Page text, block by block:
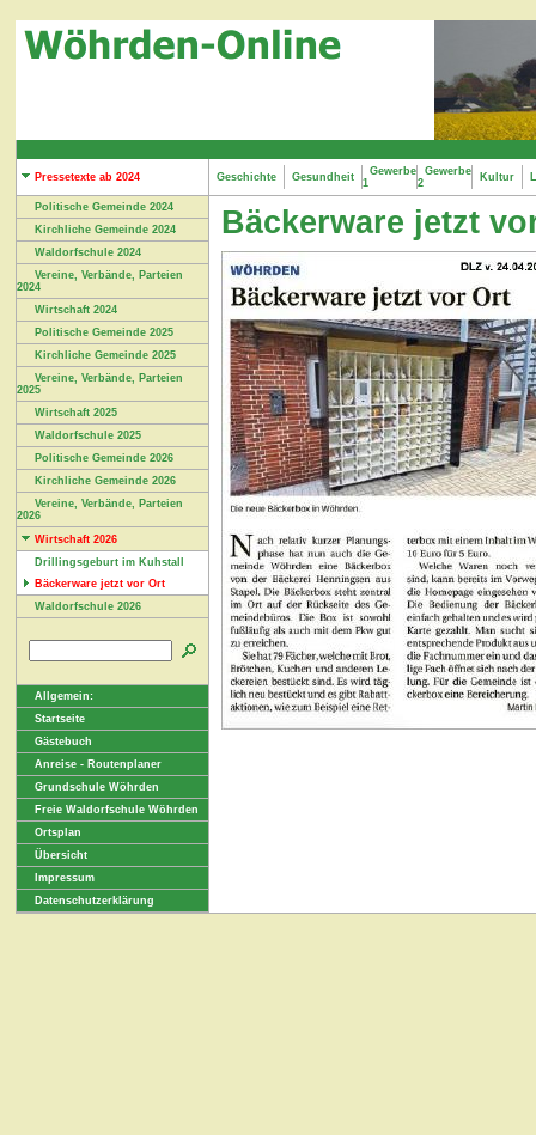
Pressetexte ab 2024 Geschichte Gesundheit
Gewerbe
1
Gewerbe
2
Kultur
Politische Gemeinde 2024
Kirchliche Gemeinde 2024
Waldorfschule 2024
Vereine, Verbände, Parteien
2024
Wirtschaft 2024
Politische Gemeinde 2025
Kirchliche Gemeinde 2025
Vereine, Verbände, Parteien
2025
Wirtschaft 2025
Waldorfschule 2025
Politische Gemeinde 2026
Kirchliche Gemeinde 2026
Vereine, Verbände, Parteien
2026
Wirtschaft 2026
Drillingsgeburt im Kuhstall
Bäckerware jetzt vor Ort
Waldorfschule 2026
Allgemein:
Startseite
Gästebuch
Anreise - Routenplaner
Grundschule Wöhrden
Freie Waldorfschule Wöhrden
Ortsplan
Übersicht
Impressum
Datenschutzerklärung
Bäckerware jetzt